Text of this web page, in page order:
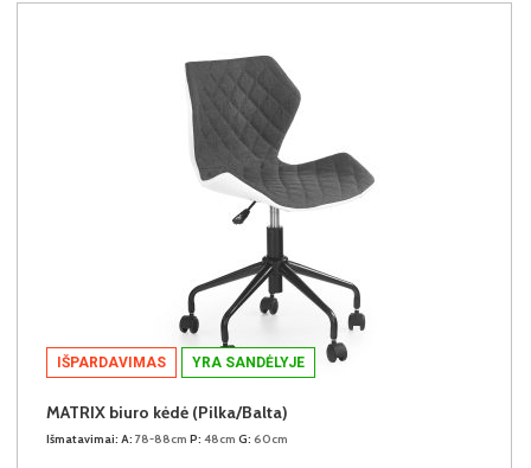
IŠPARDAVIMAS YRA SANDĖLYJE
MATRIX biuro kėdė (Pilka/Balta)
Išmatavimai: A: 78-88cm P: 48cm G: 60cm